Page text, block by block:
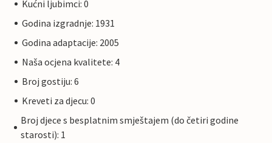
Kućni ljubimci: 0
Godina izgradnje: 1931
Godina adaptacije: 2005
Naša ocjena kvalitete: 4
Broj gostiju: 6
Kreveti za djecu: 0
Broj djece s besplatnim smještajem (do četiri godine
starosti): 1